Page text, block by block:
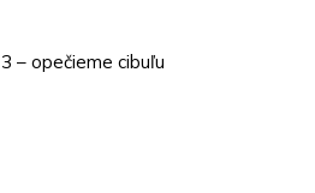
3 – opečieme cibuľu